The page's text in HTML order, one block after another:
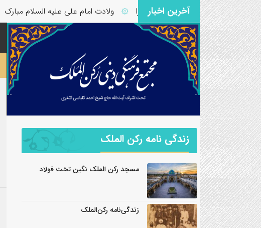
آخرین اخبار – آیات ۱۱ تا ۱۳ سوره شورا ۞ ولادت امام علی علیه السلام مبارک ۞
زندگی نامه رکن الملک
مسجد رکن الملک نگین تخت فولاد
زندگی‌نامه رکن‌الملک